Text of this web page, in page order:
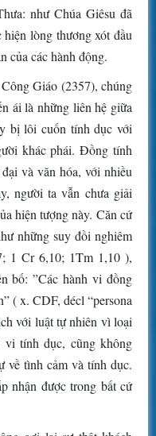
như Chúa Giêsu đã
lòng thương xót đầu
của các hành động.
Giáo (2357), chúng
ái là những liên hệ giữa
bị lôi cuốn tính dục với
khác phái. Đồng tính
và văn hóa, với nhiều
người ta vẫn chưa giải
hiện tượng này. Căn cứ
những suy đồi nghiêm
1 Cr 6,10; 1Tm 1,10 ),
bố: ”Các hành vi đồng
( x. CDF, décl “persona
với luật tự nhiên vì loại
vi tính dục, cũng không
về tình cảm và tính dục.
nhận được trong bất cứ